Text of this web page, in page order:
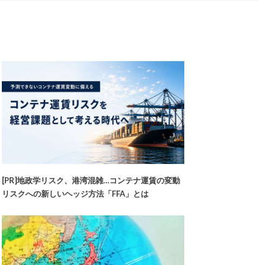
[PR]地政学リスク、港湾混雑…コンテナ運賃の変動
リスクへの新しいヘッジ方法「FFA」とは